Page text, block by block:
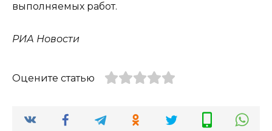
выполняемых работ.
РИА Новости
Оцените статью